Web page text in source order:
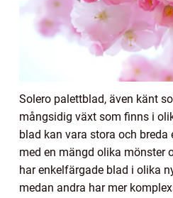
Solero palettblad, även känt
mångsidig växt som finns i
blad kan vara stora och
med en mängd olika mönster
har enkelfärgade blad i olika
medan andra har mer